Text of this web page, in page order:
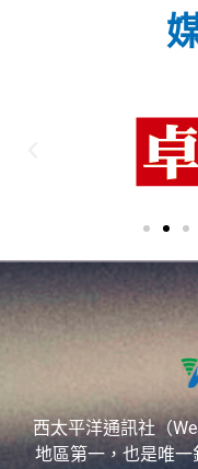
西太平洋通訊社（
地區第一，也是唯